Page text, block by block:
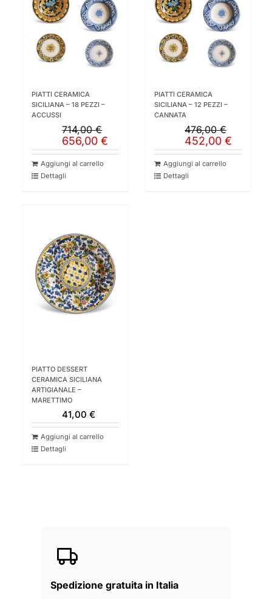
PIATTI CERAMICA
SICILIANA – 18 PEZZI –
ACCUSSI
714,00€
Il
prezzo
originale
era:
714,00 €.
656,00€
Il
prezzo
attuale
è:
656,00 €.
Aggiungi al carrello
Dettagli
PIATTI CERAMICA
SICILIANA – 12 PEZZI –
CANNATA
476,00€
Il
prezzo
originale
era:
476,00 €.
452,00€
Il
prezzo
attuale
è:
452,00 €.
Aggiungi al carrello
Dettagli
PIATTO DESSERT
CERAMICA SICILIANA
ARTIGIANALE –
MARETTIMO
41,00€
Aggiungi al carrello
Dettagli
Spedizione gratuita in Italia